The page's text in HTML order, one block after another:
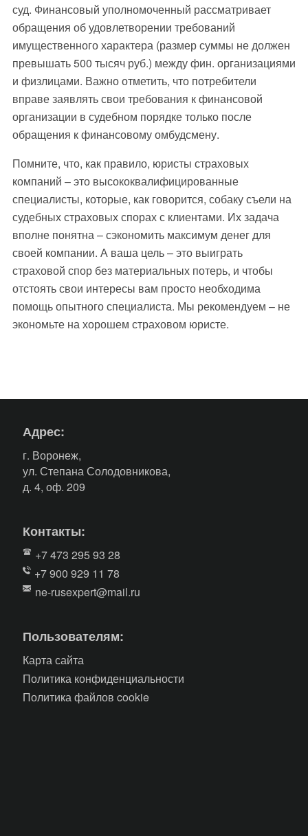
суд. Финансовый уполномоченный рассматривает
обращения об удовлетворении требований
имущественного характера (размер суммы не должен
превышать 500 тысяч руб.) между фин. организациями
и физлицами. Важно отметить, что потребители
вправе заявлять свои требования к финансовой
организации в судебном порядке только после
обращения к финансовому омбудсмену.
Помните, что, как правило, юристы страховых
компаний – это высококвалифицированные
специалисты, которые, как говорится, собаку съели на
судебных страховых спорах с клиентами. Их задача
вполне понятна – сэкономить максимум денег для
своей компании. А ваша цель – это выиграть
страховой спор без материальных потерь, и чтобы
отстоять свои интересы вам просто необходима
помощь опытного специалиста. Мы рекомендуем – не
экономьте на хорошем страховом юристе.
Адрес:
г. Воронеж,
ул. Степана Солодовникова,
д. 4, оф. 209
Контакты:
+7 473 295 93 28
+7 900 929 11 78
ne-rusexpert@mail.ru
Пользователям:
Карта сайта
Политика конфиденциальности
Политика файлов cookie